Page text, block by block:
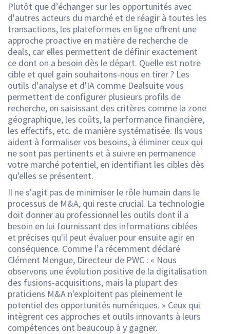
Plutôt que d’échanger sur les opportunités avec
d'autres acteurs du marché et de réagir à toutes les
transactions, les plateformes en ligne offrent une
approche proactive en matière de recherche de
deals, car elles permettent de définir exactement
ce dont on a besoin dès le départ. Quelle est notre
cible et quel gain souhaitons-nous en tirer ? Les
outils d'analyse et d'IA comme Dealsuite vous
permettent de configurer plusieurs profils de
recherche, en saisissant des critères comme la zone
géographique, les coûts, la performance financière,
les effectifs, etc. de manière systématisée. Ils vous
aident à formaliser vos besoins, à éliminer ceux qui
ne sont pas pertinents et à suivre en permanence
votre marché potentiel, en identifiant les cibles dès
qu'elles se présentent.
Il ne s'agit pas de minimiser le rôle humain dans le
processus de M&A, qui reste crucial. La technologie
doit donner au professionnel les outils dont il a
besoin en lui fournissant des informations ciblées
et précises qu'il peut évaluer pour ensuite agir en
conséquence. Comme l’a récemment déclaré
Clément Mengue, Directeur de PWC : « Nous
observons une évolution positive de la digitalisation
des fusions-acquisitions, mais la plupart des
praticiens M&A n'exploitent pas pleinement le
potentiel des opportunités numériques. » Ceux qui
intègrent ces approches et outils innovants à leurs
compétences ont beaucoup à y gagner.